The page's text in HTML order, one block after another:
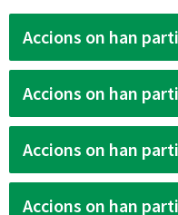
Accions on han
Accions on han
Accions on han
Accions on han